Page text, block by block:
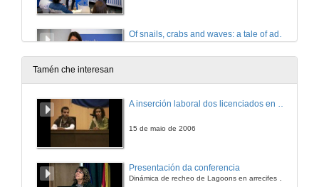
Of snails, crabs and waves: a tale of adaptation through the lens of genomics
18 de xuño de 2019
Conference
Tamén che interesan
A inserción laboral dos licenciados en Ciencias do Mar: a carreira investigadora
15 de maio de 2006
Presentación da conferencia
Dinámica de recheo de Lagoons en arrecifes de coral